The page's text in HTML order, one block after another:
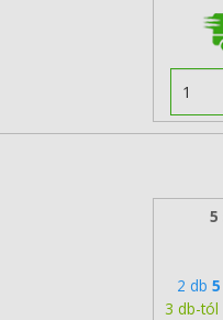
5
2 db
3 db-tól